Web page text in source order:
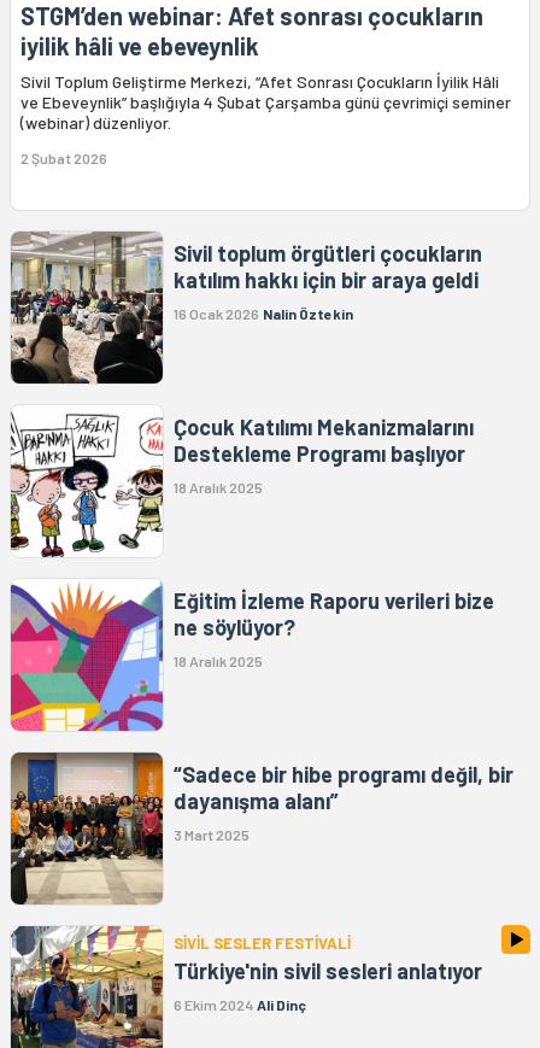
STGM’den webinar: Afet sonrası çocukların
iyilik hâli ve ebeveynlik
Sivil Toplum Geliştirme Merkezi, “Afet Sonrası Çocukların İyilik Hâli
ve Ebeveynlik” başlığıyla 4 Şubat Çarşamba günü çevrimiçi seminer
(webinar) düzenliyor.
2 Şubat 2026
Sivil toplum örgütleri çocukların
katılım hakkı için bir araya geldi
16 Ocak 2026 Nalin Öztekin
Çocuk Katılımı Mekanizmalarını
Destekleme Programı başlıyor
18 Aralık 2025
Eğitim İzleme Raporu verileri bize
ne söylüyor?
18 Aralık 2025
“Sadece bir hibe programı değil, bir
dayanışma alanı”
3 Mart 2025
SİVİL SESLER FESTİVALİ
Türkiye'nin sivil sesleri anlatıyor
6 Ekim 2024 Ali Dinç